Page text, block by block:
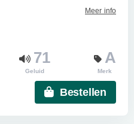
Meer info
71
Geluid
A
Merk
Bestellen